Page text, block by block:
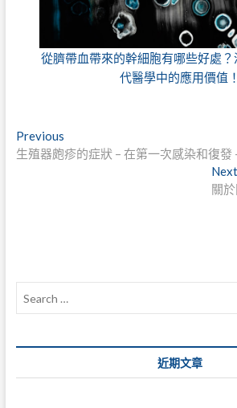
從臍帶血帶來的幹細胞有哪些好處
代醫學中的應用價值！
文
章
PreviousPrevious
post:
生殖器皰疹的症狀 – 在第一次感染和復發
Next
關
近期文章